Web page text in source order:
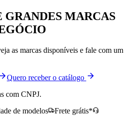
GRANDES MARCAS
as marcas disponíveis e fale com um
Quero receber o catálogo
com CNPJ.
de modelos
Frete grátis*